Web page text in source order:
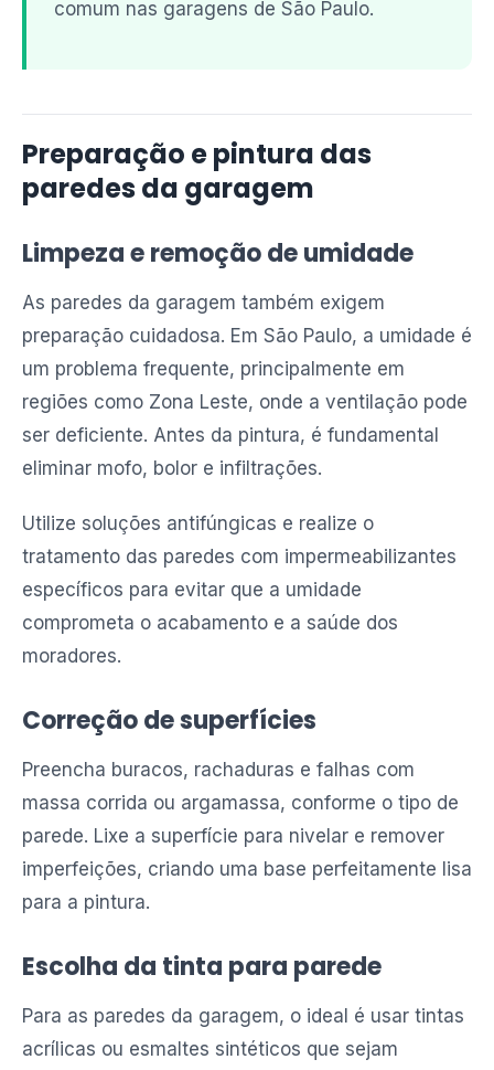
comum nas garagens de São Paulo.
Preparação e pintura das
paredes da garagem
Limpeza e remoção de umidade
As paredes da garagem também exigem
preparação cuidadosa. Em São Paulo, a umidade é
um problema frequente, principalmente em
regiões como Zona Leste, onde a ventilação pode
ser deficiente. Antes da pintura, é fundamental
eliminar mofo, bolor e infiltrações.
Utilize soluções antifúngicas e realize o
tratamento das paredes com impermeabilizantes
específicos para evitar que a umidade
comprometa o acabamento e a saúde dos
moradores.
Correção de superfícies
Preencha buracos, rachaduras e falhas com
massa corrida ou argamassa, conforme o tipo de
parede. Lixe a superfície para nivelar e remover
imperfeições, criando uma base perfeitamente lisa
para a pintura.
Escolha da tinta para parede
Para as paredes da garagem, o ideal é usar tintas
acrílicas ou esmaltes sintéticos que sejam